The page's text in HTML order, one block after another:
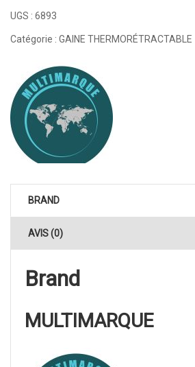
UGS : 6893
Catégorie : GAINE THERMORÉTRACTABLE
BRAND
AVIS (0)
Brand
MULTIMARQUE